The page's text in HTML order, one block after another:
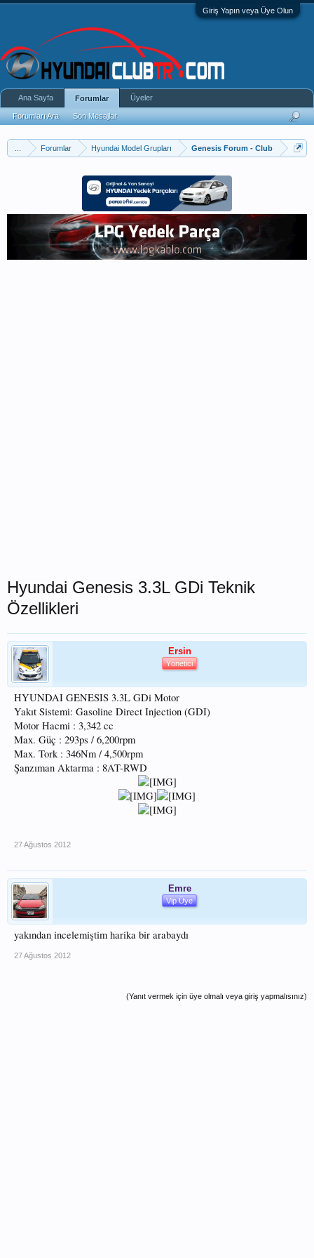
Giriş Yapın veya Üye Olun
Forumlar Hyundai Model Grupları Genesis Forum - Club
Hyundai Genesis 3.3L GDi Teknik
Özellikleri
Ersin
Yönetici
HYUNDAI GENESIS 3.3L GDi Motor
Yakıt Sistemi: Gasoline Direct Injection (GDI)
Motor Hacmi : 3,342 cc
Max. Güç : 293ps / 6,200rpm
Max. Tork : 346Nm / 4,500rpm
Şanzıman Aktarma : 8AT-RWD
27 Ağustos 2012
Emre
Vip Üye
yakından incelemiştim harika bir arabaydı
27 Ağustos 2012
(Yanıt vermek için üye olmalı veya giriş yapmalısınız)
Ana Sayfa Forumlar
Forumları Ara Son Mesajlar
Üyeler